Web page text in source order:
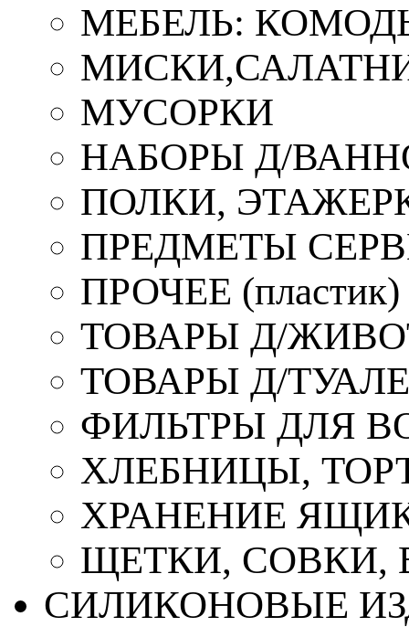
МЕБЕЛЬ:
МУСОРКИ
НАБОРЫ Д/
ПОЛКИ,
ПРЕДМЕТЫ
ПРОЧЕЕ (пластик)
ТОВАРЫ Д/
ТОВАРЫ Д/
ФИЛЬТРЫ ДЛЯ
ХЛЕБНИЦЫ,
ХРАНЕНИЕ
ЩЕТКИ, СОВКИ,
СИЛИКОНОВЫЕ